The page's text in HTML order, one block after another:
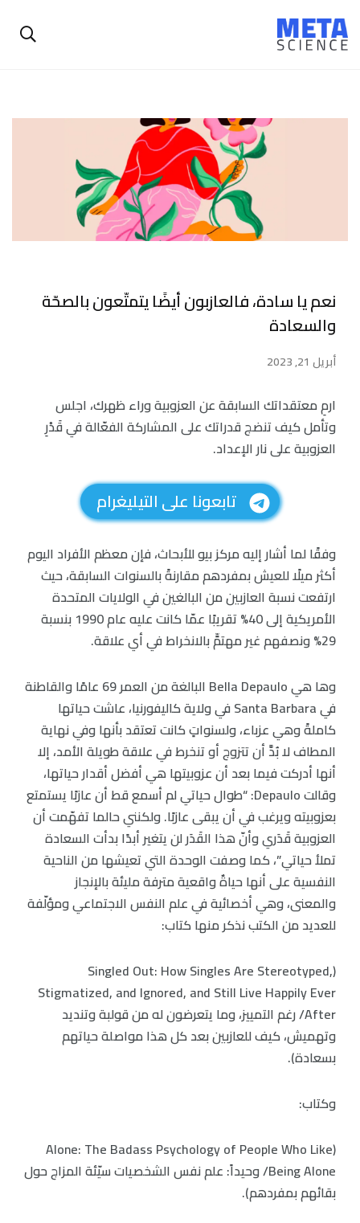
نعم يا سادة، فالعازبون أيضًا يتمتّعون بالصحّة
والسعادة
أبريل 21, 2023
ارمِ معتقداتك السابقة عن العزوبية وراء ظهرك، اجلس
وتأمل كيف تنضج قدراتك على المشاركة الفعّالة في قَدْرِ
العزوبية على نار الإعداد.
تابعونا على التيليغرام
وفقًا لما أشار إليه مركز بيو للأبحاث، فإن معظم الأفراد اليوم
أكثر ميلًا للعيش بمفردهم مقارنةً بالسنوات السابقة، حيث
ارتفعت نسبة العازبين من البالغين في الولايات المتحدة
الأمريكية إلى 40% تقريبًا عمّا كانت عليه عام 1990 بنسبة
29% ونصفهم غير مهتمٍّ بالانخراط في أي علاقة.
وها هي Bella Depaulo البالغة من العمر 69 عامًا والقاطنة
في Santa Barbara في ولاية كاليفورنيا، عاشت حياتها
كاملةً وهي عزباء، ولسنواتٍ كانت تعتقد بأنها وفي نهاية
المطاف لا بُدَّ أن تتزوج أو تنخرط في علاقة طويلة الأمد، إلا
أنها أدركت فيما بعد أن عزوبيتها هي أفضل أقدار حياتها،
وقالت Depaulo: “طوال حياتي لم أسمع قط أن عازبًا يستمتع
بعزوبيته ويرغب في أن يبقى عازبًا. ولكنني حالما تفهّمت أن
العزوبية قَدَري وأنّ هذا القَدَر لن يتغير أبدًا بدأت السعادة
تملأ حياتي”، كما وصفت الوحدة التي تعيشها من الناحية
النفسية على أنها حياةٌ واقعية مترفة مليئة بالإنجاز
والمعنى، وهي أخصائية في علم النفس الاجتماعي ومؤلّفة
للعديد من الكتب نذكر منها كتاب:
(Singled Out: How Singles Are Stereotyped,
Stigmatized, and Ignored, and Still Live Happily Ever
After/ رغم التمييز، وما يتعرضون له من قولبة وتنديد
وتهميش، كيف للعازبين بعد كل هذا مواصلة حياتهم
بسعادة).
وكتاب:
(Alone: The Badass Psychology of People Who Like
Being Alone/ وحيداً: علم نفس الشخصيات سيّئة المزاج حول
بقائهم بمفردهم).